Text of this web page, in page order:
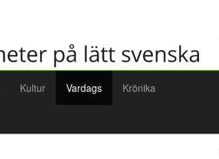
Kultur Vardags Krönika